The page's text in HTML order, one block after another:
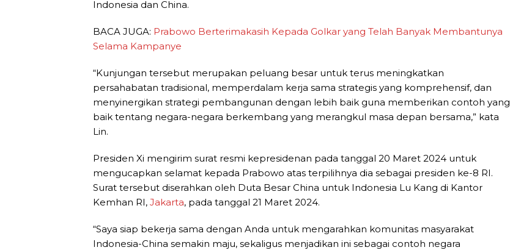
Indonesia dan China.
BACA JUGA: Prabowo Berterimakasih Kepada Golkar yang Telah Banyak Membantunya
Selama Kampanye
“Kunjungan tersebut merupakan peluang besar untuk terus meningkatkan
persahabatan tradisional, memperdalam kerja sama strategis yang komprehensif, dan
menyinergikan strategi pembangunan dengan lebih baik guna memberikan contoh yang
baik tentang negara-negara berkembang yang merangkul masa depan bersama,” kata
Lin.
Presiden Xi mengirim surat resmi kepresidenan pada tanggal 20 Maret 2024 untuk
mengucapkan selamat kepada Prabowo atas terpilihnya dia sebagai presiden ke-8 RI.
Surat tersebut diserahkan oleh Duta Besar China untuk Indonesia Lu Kang di Kantor
Kemhan RI, Jakarta, pada tanggal 21 Maret 2024.
“Saya siap bekerja sama dengan Anda untuk mengarahkan komunitas masyarakat
Indonesia-China semakin maju, sekaligus menjadikan ini sebagai contoh negara